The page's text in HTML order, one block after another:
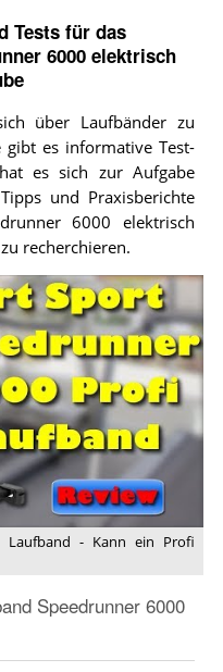
Tests für das
6000 elektrisch
über Laufbänder zu
es informative Test-
hat es sich zur Aufgabe
und Praxisberichte
6000 elektrisch
recherchieren.
Laufband - Kann ein Profi
Speedrunner 6000